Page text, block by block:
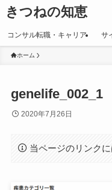
きつねの知恵
コンサル転職・キャリア サ
ホーム
genelife_002_1
2020年7月26日
当ページのリンク